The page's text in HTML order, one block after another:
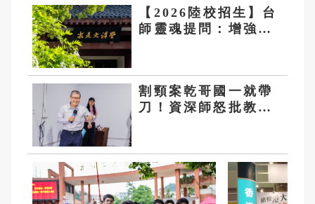
【2026陸校招生】台
師靈魂提問：增強學
割頸案乾哥國一就帶
刀！資深師怒批教育